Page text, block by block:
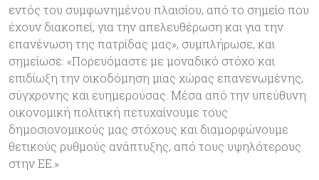
εντός του συμφωνημένου πλαισίου, από το σημείο που
έχουν διακοπεί, για την απελευθέρωση και για την
επανένωση της πατρίδας μας», συμπλήρωσε, και
σημείωσε: «Πορευόμαστε με μοναδικό στόχο και
επιδίωξη την οικοδόμηση μιας χώρας επανενωμένης,
σύγχρονης και ευημερούσας. Μέσα από την υπεύθυνη
οικονομική πολιτική πετυχαίνουμε τους
δημοσιονομικούς μας στόχους και διαμορφώνουμε
θετικούς ρυθμούς ανάπτυξης, από τους υψηλότερους
στην ΕΕ.»